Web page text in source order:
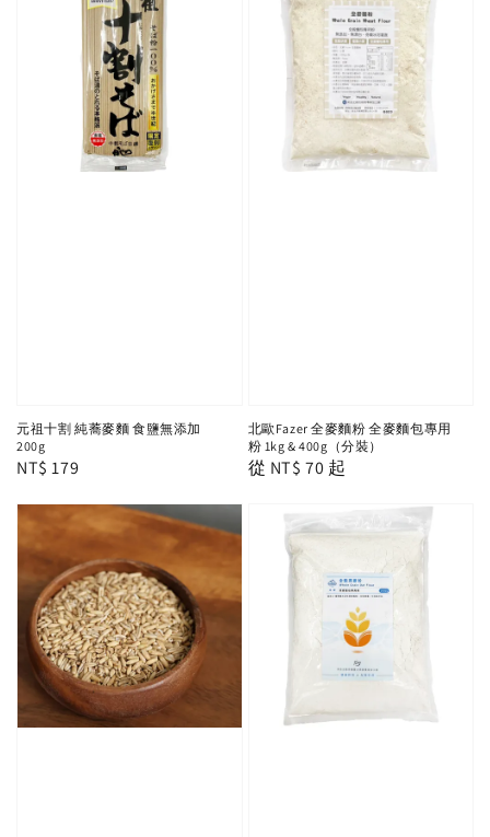
元祖十割 純蕎麥麵 食鹽無添加
200g
Regular
NT$ 179
北歐Fazer 全麥麵粉 全麥麵包專用
粉 1kg & 400g（分裝）
Regular
從 NT$ 70 起